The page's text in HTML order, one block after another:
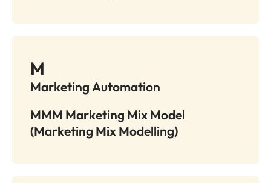
M
Marketing Automation
MMM Marketing Mix Model
(Marketing Mix Modelling)